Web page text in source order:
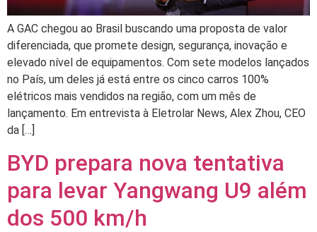
A GAC chegou ao Brasil buscando uma proposta de valor
diferenciada, que promete design, segurança, inovação e
elevado nível de equipamentos. Com sete modelos lançados
no País, um deles já está entre os cinco carros 100%
elétricos mais vendidos na região, com um mês de
lançamento. Em entrevista à Eletrolar News, Alex Zhou, CEO
da […]
BYD prepara nova tentativa
para levar Yangwang U9 além
dos 500 km/h